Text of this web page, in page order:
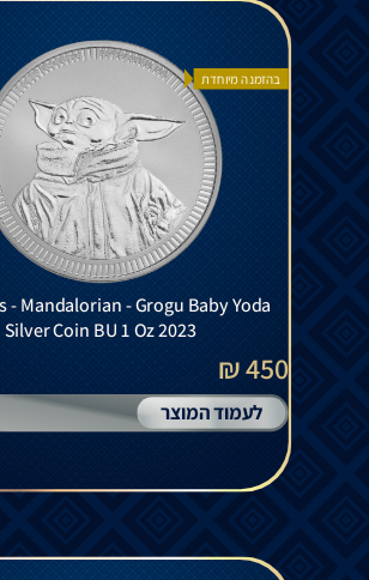
בהזמנה מיוחדת
- Mandalorian - Grogu Baby Yoda
Silver Coin BU 1 Oz 2023
450 ₪
לעמוד המוצר